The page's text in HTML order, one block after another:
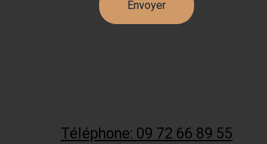
Téléphone: 09 72 66 89 55